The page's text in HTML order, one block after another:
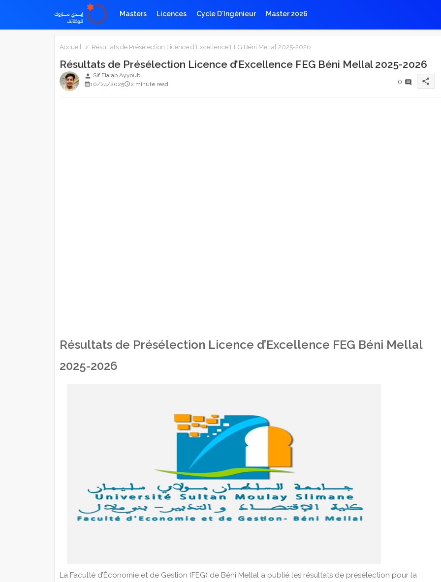
Masters Licences Cycle D'Ingénieur Master 2026
Accueil Résultats de Présélection Licence d’Excellence FEG Béni Mellal 2025-2026
Résultats de Présélection Licence d’Excellence FEG Béni Mellal 2025-2026
person Sif Elarab Ayyoub
10/24/2025
2 minute read 0 share
Résultats de Présélection Licence d’Excellence FEG Béni Mellal
2025-2026
La Faculté d’Économie et de Gestion (FEG) de Béni Mellal a publié les résultats de présélection pour la